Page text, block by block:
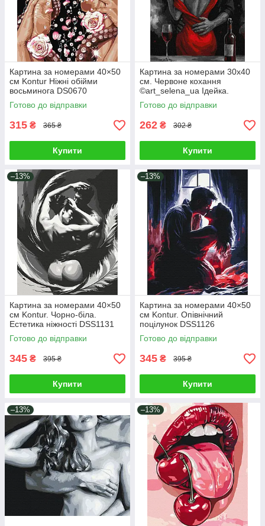
Картина за номерами 40×50
см Kontur Ніжні обійми
восьминога DS0670
Готово до відправки
315 ₴ 365 ₴
Купити
Картина за номерами 30х40
см. Червоне кохання
©art_selena_ua Ідейка.
KHO8697
Готово до відправки
262 ₴ 302 ₴
Купити
–13%
Картина за номерами 40×50
см Kontur. Чорно-біла.
Естетика ніжності DSS1131
Готово до відправки
345 ₴ 395 ₴
Купити
–13%
Картина за номерами 40×50
см Kontur. Опівнічний
поцілунок DSS1126
Готово до відправки
345 ₴ 395 ₴
Купити
–13% –13%